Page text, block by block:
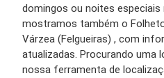
domingos ou noites especiais
mostramos também o
Várzea (Felgueiras) , com
atualizadas. Procurando uma
nossa ferramenta de